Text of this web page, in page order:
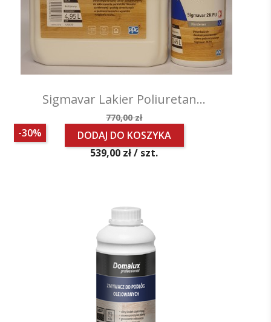
Sigmavar Lakier Poliuretan...
Cena
podstawowa
770,00 zł
-30%
DODAJ DO KOSZYKA
Cena
539,00 zł / szt.